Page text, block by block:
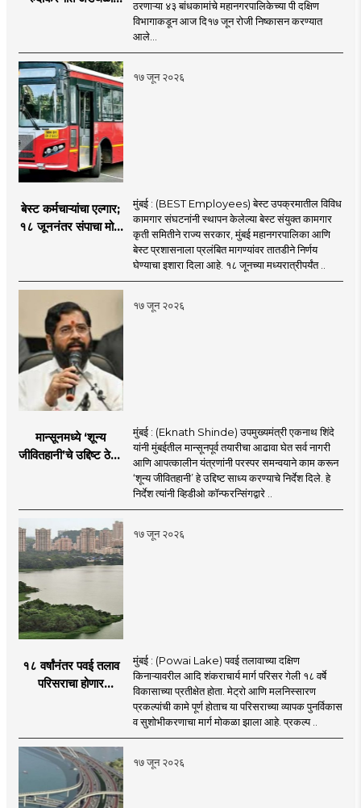
ठरणाऱ्या ४३ बांधकामांचे महानगरपालिकेच्या पी दक्षिण
विभागाकडून आज दि१७ जून रोजी निष्कासन करण्यात
आले...
१७ जून २०२६
बेस्ट कर्मचाऱ्यांचा एल्गार;
१८ जूननंतर संपाचा मोठा
मुंबई : (BEST Employees) बेस्ट उपक्रमातील विविध
कामगार संघटनांनी स्थापन केलेल्या बेस्ट संयुक्त कामगार
कृती समितीने राज्य सरकार, मुंबई महानगरपालिका आणि
बेस्ट प्रशासनाला प्रलंबित मागण्यांवर तातडीने निर्णय
घेण्याचा इशारा दिला आहे. १८ जूनच्या मध्यरात्रीपर्यंत ..
१७ जून २०२६
मान्सूनमध्ये ‘शून्य
जीवितहानी’चे उद्दिष्ट ठेवून
शिंदे
मुंबई : (Eknath Shinde) उपमुख्यमंत्री एकनाथ शिंदे
यांनी मुंबईतील मान्सूनपूर्व तयारीचा आढावा घेत सर्व नागरी
आणि आपत्कालीन यंत्रणांनी परस्पर समन्वयाने काम करून
‘शून्य जीवितहानी’ हे उद्दिष्ट साध्य करण्याचे निर्देश दिले. हे
निर्देश त्यांनी व्हिडीओ कॉन्फरन्सिंगद्वारे ..
१७ जून २०२६
१८ वर्षांनंतर पवई तलाव
परिसराचा होणार
सुरुवात;
मुंबई : (Powai Lake) पवई तलावाच्या दक्षिण
किनाऱ्यावरील आदि शंकराचार्य मार्ग परिसर गेली १८ वर्षे
विकासाच्या प्रतीक्षेत होता. मेट्रो आणि मलनिस्सारण
प्रकल्पांची कामे पूर्ण होताच या परिसराच्या व्यापक पुनर्विकास
व सुशोभीकरणाचा मार्ग मोकळा झाला आहे. प्रकल्प ..
१७ जून २०२६